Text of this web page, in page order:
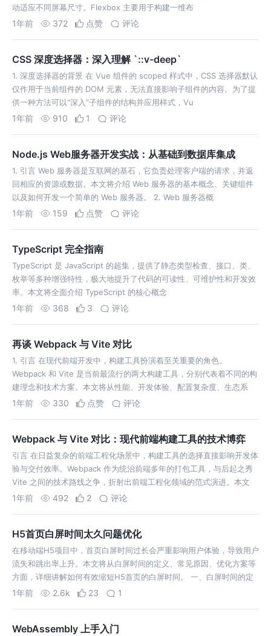
动适应不同屏幕尺寸。Flexbox 主要用于构建一维布
1年前 372 点赞 评论
CSS 深度选择器：深入理解 `::v-deep`
1. 深度选择器的背景 在 Vue 组件的 scoped 样式中，CSS 选择器默认
仅作用于当前组件的 DOM 元素，无法直接影响子组件的内容。为了提
供一种方法可以“深入”子组件的结构并应用样式，Vu
1年前 910 1 评论
Node.js Web服务器开发实战：从基础到数据库集成
1. 引言 Web 服务器是互联网的基石，它负责处理客户端的请求，并返
回相应的资源或数据。本文将介绍 Web 服务器的基本概念、关键组件
以及如何开发一个简单的 Web 服务器。 2. Web 服务器概
1年前 159 点赞 评论
TypeScript 完全指南
TypeScript 是 JavaScript 的超集，提供了静态类型检查、接口、类、
枚举等多种增强特性，极大地提升了代码的可读性、可维护性和开发效
率。本文将全面介绍 TypeScript 的核心概念
1年前 368 3 评论
再谈 Webpack 与 Vite 对比
1. 引言 在现代前端开发中，构建工具扮演着至关重要的角色。
Webpack 和 Vite 是当前最流行的两大构建工具，分别代表着不同的构
建理念和技术方案。本文将从性能、开发体验、配置复杂度、生态系
统、
1年前 330 点赞 评论
Webpack 与 Vite 对比：现代前端构建工具的技术博弈
引言 在日益复杂的前端工程化场景中，构建工具的选择直接影响开发体
验与交付效率。Webpack 作为统治前端多年的打包工具，与后起之秀
Vite 之间的技术路线之争，折射出前端工程化领域的范式演进。本文
1年前 492 2 评论
H5首页白屏时间太久问题优化
在移动端H5项目中，首页白屏时间过长会严重影响用户体验，导致用户
流失和跳出率上升。本文将从白屏时间的定义、常见原因、优化方案等
方面，详细讲解如何有效缩短H5首页的白屏时间。 一、白屏时间的定
义 白屏时
1年前 2.6k 23 1
WebAssembly 上手入门